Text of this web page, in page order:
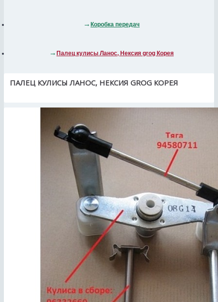
Коробка передач
Палец кулисы Ланос, Нексия grog Корея
ПАЛЕЦ КУЛИСЫ ЛАНОС, НЕКСИЯ GROG КОРЕЯ